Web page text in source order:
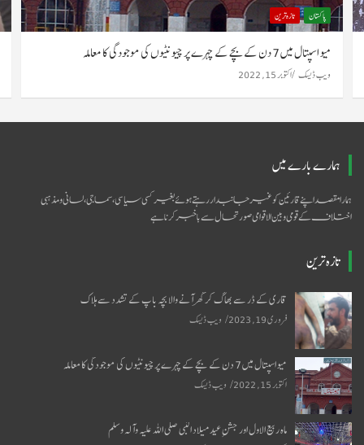
پاکستان تازہ ترین
میو اسپتال میں 7 دن کے بچے کے چہرے پر چیونٹیوں کی موجودگی کا معاملہ
اکتوبر 15, 2022 ویب ڈیسک
ہمارے بارے میں
ہمارا مقصد اپنے قارئین کو غیر جانبدار رہتے ہوئے بغیر کسی سیاسی ،سماجی ،لسانی و مذہبی
اختلاف کے قومی و بین الاقوامی صورتحال سےباخبر کرنا ہے
تازہ ترین
قاری کے ڈر سے بھاگ کر گھر آنے والا بچہ باپ کے تشدد سے ہلاک
فروری 19, 2023 ویب ڈیسک
میو اسپتال میں 7 دن کے بچے کے چہرے پر چیونٹیوں کی موجودگی کا معاملہ
اکتوبر 15, 2022 ویب ڈیسک
ماہ ربیع الاول اور جشنِ عید میلاد النبی صلی اللہ علیہ وآلہ وسلم